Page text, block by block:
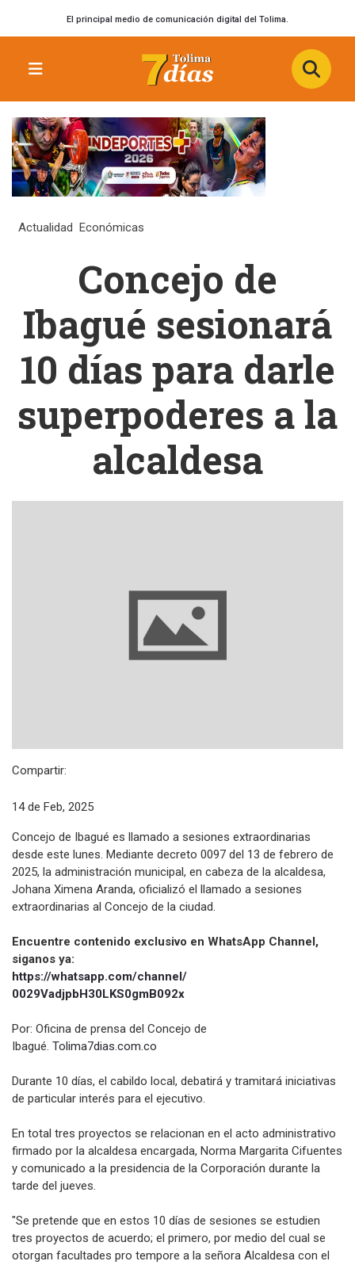
El principal medio de comunicación digital del Tolima.
Actualidad Económicas
Concejo de
Ibagué sesionará
10 días para darle
superpoderes a la
alcaldesa
Compartir:
14 de Feb, 2025
Concejo de Ibagué es llamado a sesiones extraordinarias
desde este lunes. Mediante decreto 0097 del 13 de febrero de
2025, la administración municipal, en cabeza de la alcaldesa,
Johana Ximena Aranda, oficializó el llamado a sesiones
extraordinarias al Concejo de la ciudad.
Encuentre contenido exclusivo en WhatsApp Channel,
siganos ya:
https://whatsapp.com/channel/
0029VadjpbH30LKS0gmB092x
Por: Oficina de prensa del Concejo de
Ibagué. Tolima7dias.com.co
Durante 10 días, el cabildo local, debatirá y tramitará iniciativas
de particular interés para el ejecutivo.
En total tres proyectos se relacionan en el acto administrativo
firmado por la alcaldesa encargada, Norma Margarita Cifuentes
y comunicado a la presidencia de la Corporación durante la
tarde del jueves.
"Se pretende que en estos 10 días de sesiones se estudien
tres proyectos de acuerdo; el primero, por medio del cual se
otorgan facultades pro tempore a la señora Alcaldesa con el